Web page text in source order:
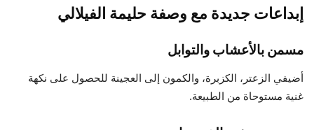
إبداعات جديدة مع وصفة حليمة الفيلالي
مسمن بالأعشاب والتوابل
أضيفي الزعتر، الكزبرة، والكمون إلى العجينة للحصول على نكهة
غنية مستوحاة من الطبيعة.